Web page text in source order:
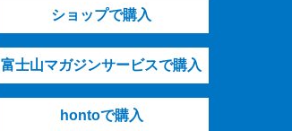
ショップで購入
富士山マガジンサービスで購入
hontoで購入